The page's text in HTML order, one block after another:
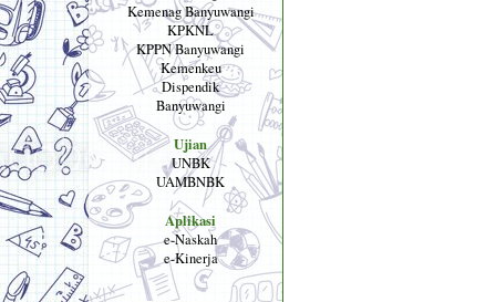
Kemenag Banyuwangi
KPKNL
KPPN Banyuwangi
Kemenkeu
Dispendik
Banyuwangi
Ujian
UNBK
UAMBNBK
Aplikasi
e-Naskah
e-Kinerja